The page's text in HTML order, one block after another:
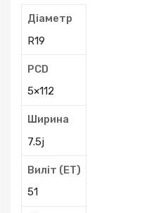
Діаметр
R19
PCD
5×112
Ширина
7.5j
Виліт (ЕТ)
51